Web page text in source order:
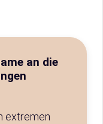
an die
extremen